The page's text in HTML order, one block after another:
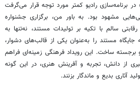
برنامه‌سازی رادیو کمتر مورد توجه قرار می‌گرفت
مشهود بود. به باور من، برگزاری جشنواره
سالم با تکیه بر تولیدات مستند، نه‌تنها به
جایگاه مستند را به‌عنوان یکی از قالب‌های دشوار،
برجسته ساخت. این رویداد فرهنگی زمینه‌ای فراهم
از دانش، تجربه و آفرینش هنری، در این گونه
آثاری بدیع و ماندگار بزنند.